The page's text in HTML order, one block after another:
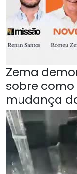
Zema
sobre
mudança